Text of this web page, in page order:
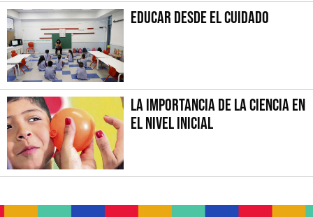
Educar desde el cuidado
La importancia de la Ciencia en
el Nivel Inicial